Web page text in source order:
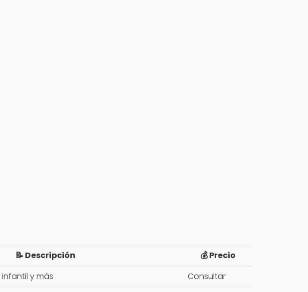
📝 Descripción
💰 Precio
y más
Consultar